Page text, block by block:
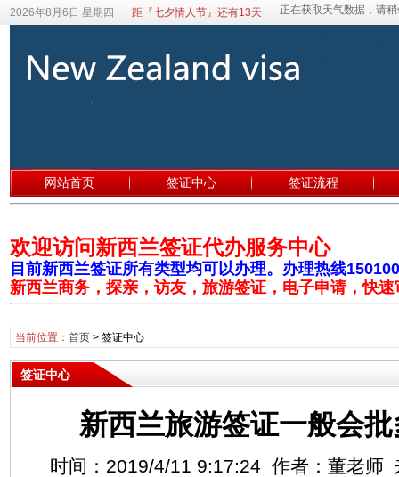
2026年8月6日 星期四 距『七夕情人节』还有13天
网站首页 签证中心 签证流程
欢迎访问新西兰签证代办服务中心
目前新西兰签证所有类型均可以办理。办理热线
新西兰商务，探亲，访友，旅游签证，电子申请，快速
当前位置： 首页> 签证中心
签证中心
新西兰旅游签证一般会
时间：2019/4/11 9:17:24 作者：董老师